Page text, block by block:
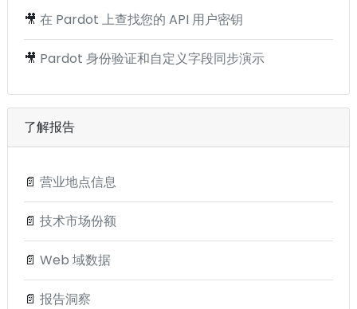
🎥 在 Pardot 上查找您的 API 用户密钥
🎥 Pardot 身份验证和自定义字段同步演示
了解报告
📄 营业地点信息
📄 技术市场份额
📄 Web 域数据
📄 报告洞察